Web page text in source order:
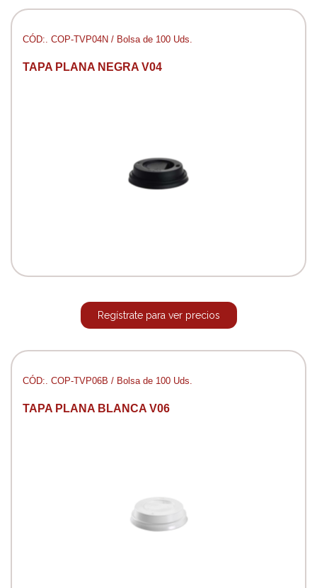
CÓD:. COP-TVP04N / Bolsa de 100 Uds.
TAPA PLANA NEGRA V04
Regístrate para ver precios
CÓD:. COP-TVP06B / Bolsa de 100 Uds.
TAPA PLANA BLANCA V06